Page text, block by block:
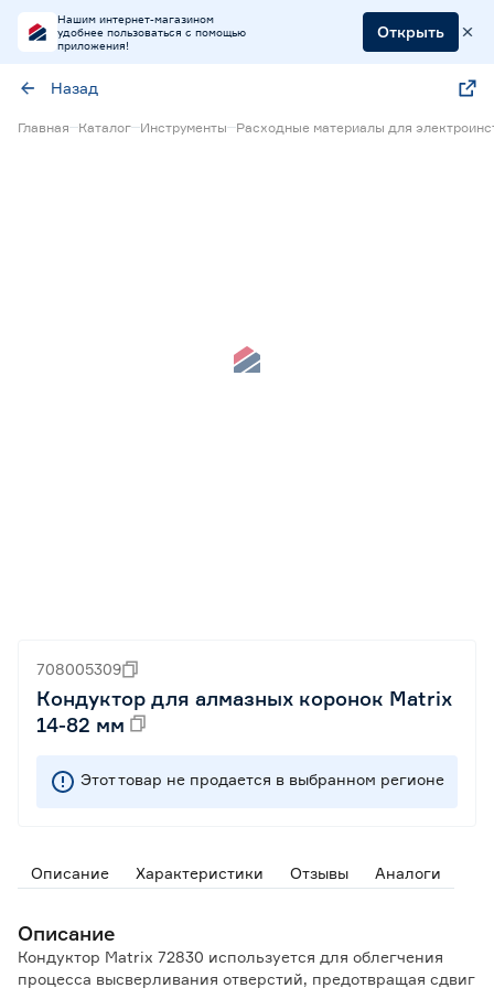
Нашим интернет-магазином
удобнее пользоваться с помощью
приложения!
Открыть
Назад
Главная Каталог Инструменты Расходные материалы для
708005309
Кондуктор для алмазных коронок Matrix
14-82 мм
Этот товар не продается в выбранном регионе
Описание Характеристики Отзывы Аналоги
Описание
Кондуктор Matrix 72830 используется для облегчения
процесса высверливания отверстий, предотвращая сдвиг